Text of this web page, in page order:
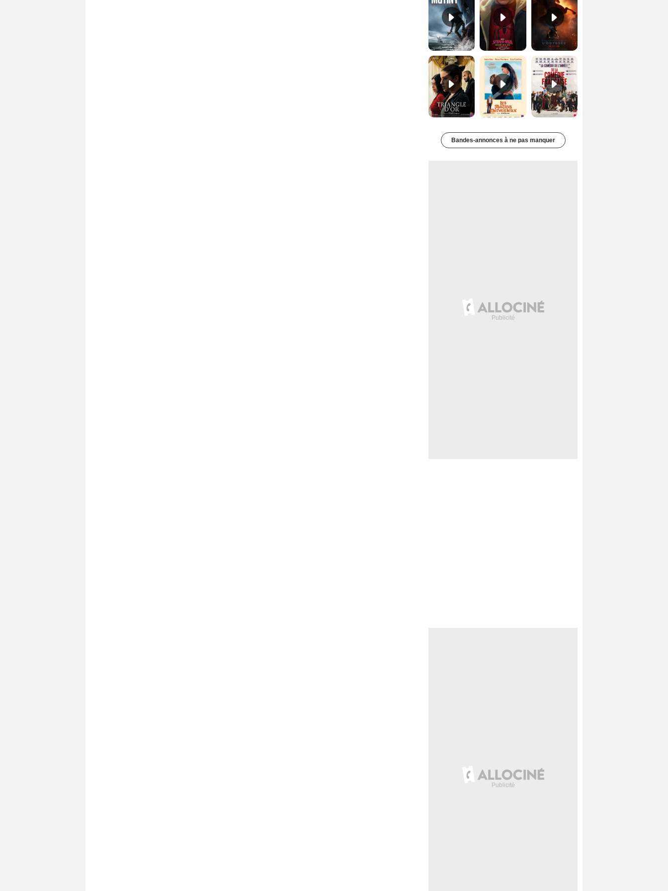
Le Triangle d'or Bande-annonce VF De la Comédie-Française Teaser VF
Bandes-annonces à ne pas manquer